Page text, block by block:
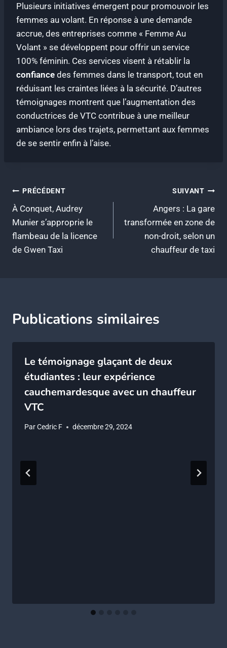
Plusieurs initiatives émergent pour promouvoir les
femmes au volant. En réponse à une demande
accrue, des entreprises comme « Femme Au
Volant » se développent pour offrir un service
100% féminin. Ces services visent à rétablir la
confiance des femmes dans le transport, tout en
réduisant les craintes liées à la sécurité. D’autres
témoignages montrent que l’augmentation des
conductrices de VTC contribue à une meilleur
ambiance lors des trajets, permettant aux femmes
de se sentir enfin à l’aise.
Navigation
de
l’article
PRÉCÉDENT
À Conquet, Audrey
Munier s’approprie le
flambeau de la licence
de Gwen Taxi
SUIVANT
Angers : La gare
transformée en zone de
non-droit, selon un
chauffeur de taxi
Publications similaires
Le témoignage glaçant de deux
étudiantes : leur expérience
cauchemardesque avec un chauffeur
VTC
ParCedric F décembre 29, 2024